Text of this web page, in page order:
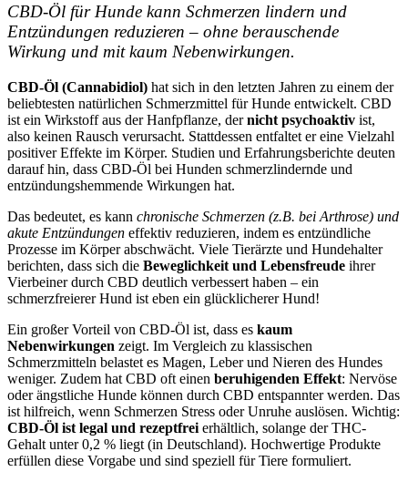
CBD-Öl für Hunde kann Schmerzen lindern und
Entzündungen reduzieren – ohne berauschende
Wirkung und mit kaum Nebenwirkungen.
CBD-Öl (Cannabidiol) hat sich in den letzten Jahren zu einem der
beliebtesten natürlichen Schmerzmittel für Hunde entwickelt. CBD
ist ein Wirkstoff aus der Hanfpflanze, dernicht psychoaktiv ist,
also keinen Rausch verursacht. Stattdessen entfaltet er eine Vielzahl
positiver Effekte im Körper. Studien und Erfahrungsberichte deuten
darauf hin, dass CBD-Öl bei Hunden schmerzlindernde und
entzündungshemmende Wirkungen hat.
Das bedeutet, es kann chronische Schmerzen (z.B. bei Arthrose) und
akute Entzündungen effektiv reduzieren, indem es entzündliche
Prozesse im Körper abschwächt. Viele Tierärzte und Hundehalter
berichten, dass sich die Beweglichkeit und Lebensfreude ihrer
Vierbeiner durch CBD deutlich verbessert haben – ein
schmerzfreierer Hund ist eben ein glücklicherer Hund!
Ein großer Vorteil von CBD-Öl ist, dass es kaum
Nebenwirkungen zeigt. Im Vergleich zu klassischen
Schmerzmitteln belastet es Magen, Leber und Nieren des Hundes
weniger. Zudem hat CBD oft einen beruhigenden Effekt: Nervöse
oder ängstliche Hunde können durch CBD entspannter werden. Das
ist hilfreich, wenn Schmerzen Stress oder Unruhe auslösen. Wichtig:
CBD-Öl ist legal und rezeptfrei erhältlich, solange der THC-
Gehalt unter 0,2 % liegt (in Deutschland). Hochwertige Produkte
erfüllen diese Vorgabe und sind speziell für Tiere formuliert.